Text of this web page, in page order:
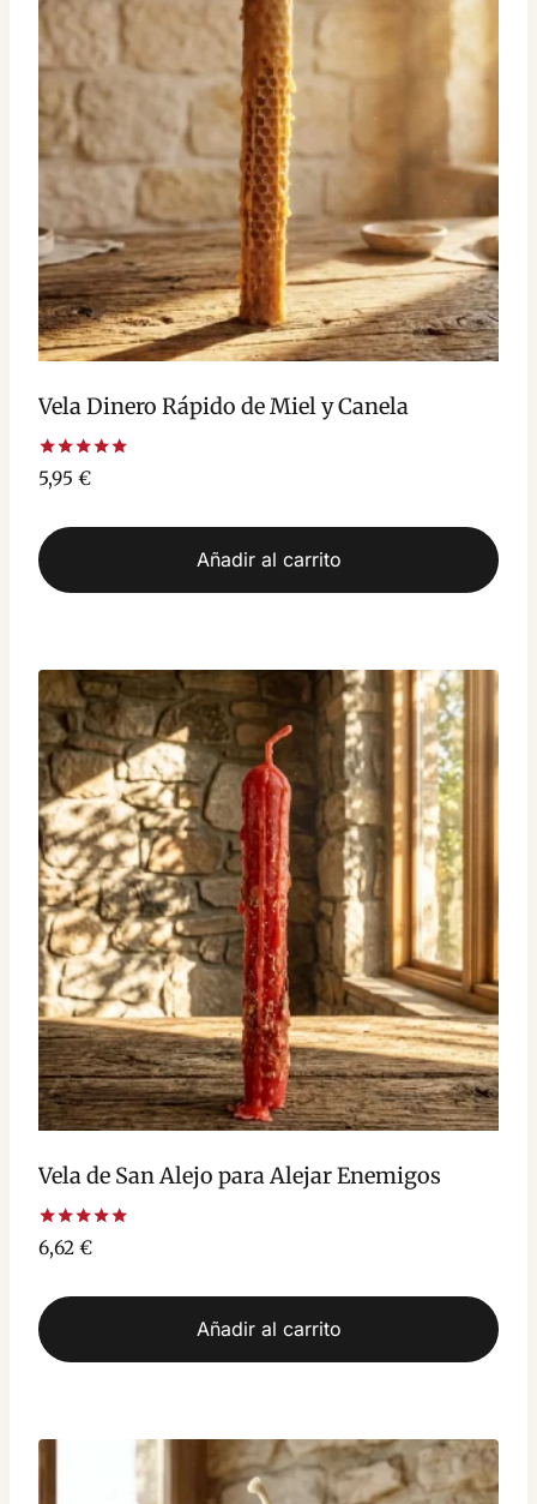
Vela Dinero Rápido de Miel y Canela
Valorado
con
de 5
5,95 €
Añadir al carrito
Vela de San Alejo para Alejar Enemigos
Valorado
con
de 5
6,62 €
Añadir al carrito